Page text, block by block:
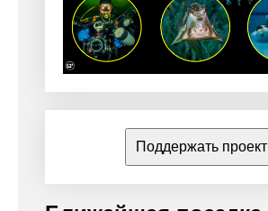
Поддержать проект